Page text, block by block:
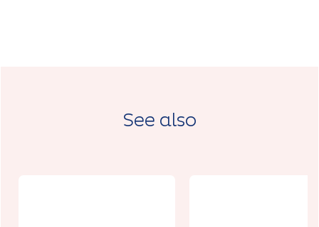
See also